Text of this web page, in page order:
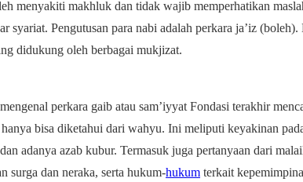
menyakiti makhluk dan tidak wajib memperhatikan
syariat. Pengutusan para nabi adalah perkara ja’iz
didukung oleh berbagai mukjizat.
perkara gaib atau sam’iyyat Fondasi terakhir
bisa diketahui dari wahyu. Ini meliputi keyakinan
adanya azab kubur. Termasuk juga pertanyaan dari
surga dan neraka, serta hukum-hukum terkait